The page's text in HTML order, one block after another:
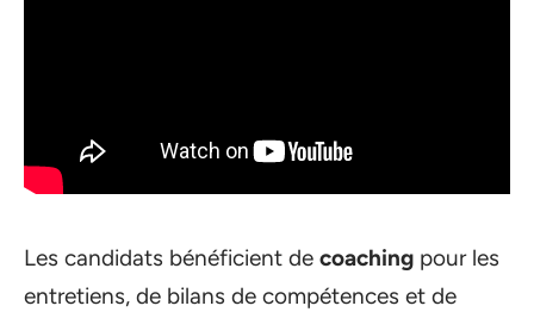
Les candidats bénéficient de coaching pour les
entretiens, de bilans de compétences et de